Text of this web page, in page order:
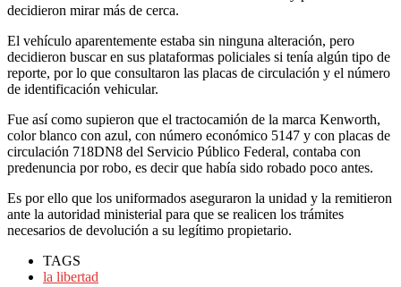
decidieron mirar más de cerca.
El vehículo aparentemente estaba sin ninguna alteración, pero
decidieron buscar en sus plataformas policiales si tenía algún tipo de
reporte, por lo que consultaron las placas de circulación y el número
de identificación vehicular.
Fue así como supieron que el tractocamión de la marca Kenworth,
color blanco con azul, con número económico 5147 y con placas de
circulación 718DN8 del Servicio Público Federal, contaba con
predenuncia por robo, es decir que había sido robado poco antes.
Es por ello que los uniformados aseguraron la unidad y la remitieron
ante la autoridad ministerial para que se realicen los trámites
necesarios de devolución a su legítimo propietario.
TAGS
la libertad